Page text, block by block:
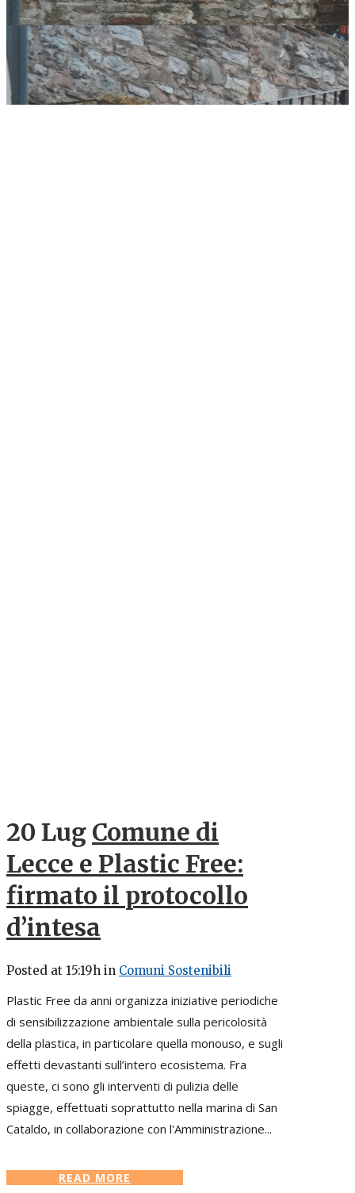
20 Lug Comune di
Lecce e Plastic Free:
firmato il protocollo
d’intesa
Posted at 15:19h in Comuni Sostenibili
Plastic Free da anni organizza iniziative periodiche
di sensibilizzazione ambientale sulla pericolosità
della plastica, in particolare quella monouso, e sugli
effetti devastanti sull’intero ecosistema. Fra
queste, ci sono gli interventi di pulizia delle
spiagge, effettuati soprattutto nella marina di San
Cataldo, in collaborazione con l'Amministrazione...
READ MORE